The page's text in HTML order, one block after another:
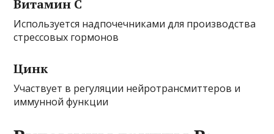
Витамин C
Используется надпочечниками для производства
стрессовых гормонов
Цинк
Участвует в регуляции нейротрансмиттеров и
иммунной функции